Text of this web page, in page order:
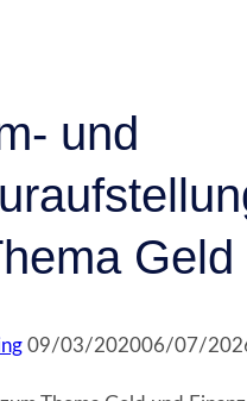
und
Geld
09/03/202006/07/